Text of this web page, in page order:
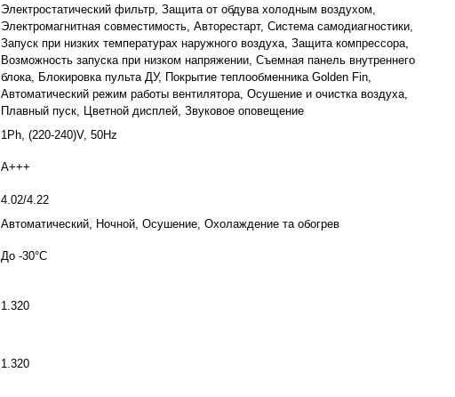
Электростатический фильтр, Защита от обдува холодным воздухом,
Электромагнитная совместимость, Авторестарт, Система самодиагностики,
Запуск при низких температурах наружного воздуха, Защита компрессора,
Возможность запуска при низком напряжении, Съемная панель внутреннего
блока, Блокировка пульта ДУ, Покрытие теплообменника Golden Fin,
Автоматический режим работы вентилятора, Осушение и очистка воздуха,
Плавный пуск, Цветной дисплей, Звуковое оповещение
1Ph, (220-240)V, 50Hz
A+++
4.02/4.22
Автоматический, Ночной, Осушение, Охолаждение та обогрев
До -30°C
1.320
1.320